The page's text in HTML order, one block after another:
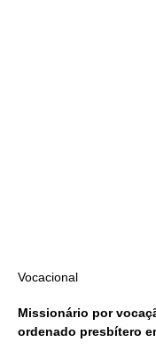
Vocacional
Missionário por
ordenado presbítero